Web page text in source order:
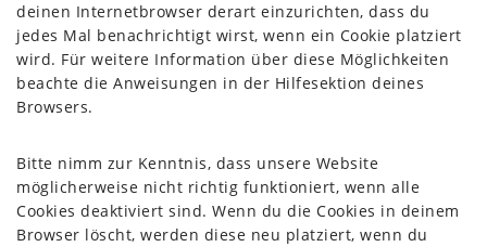
deinen Internetbrowser derart einzurichten, dass du
jedes Mal benachrichtigt wirst, wenn ein Cookie platziert
wird. Für weitere Information über diese Möglichkeiten
beachte die Anweisungen in der Hilfesektion deines
Browsers.
Bitte nimm zur Kenntnis, dass unsere Website
möglicherweise nicht richtig funktioniert, wenn alle
Cookies deaktiviert sind. Wenn du die Cookies in deinem
Browser löscht, werden diese neu platziert, wenn du